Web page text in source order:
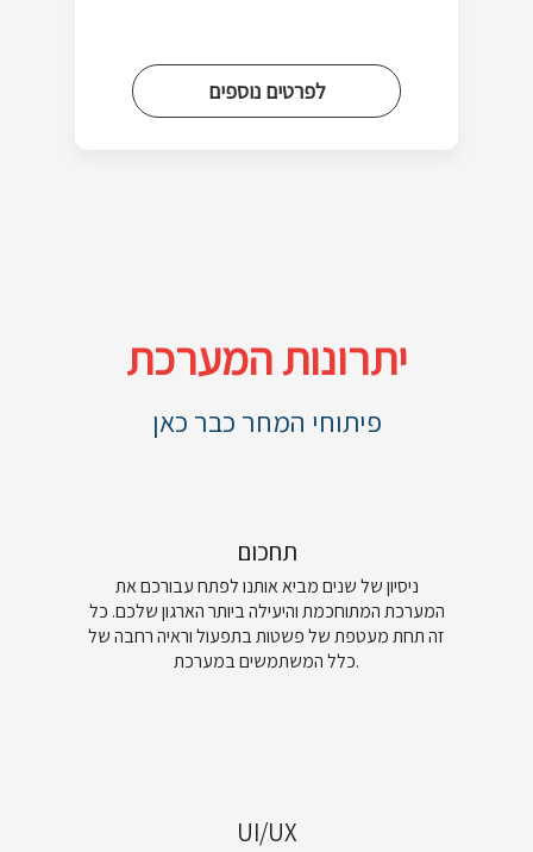
לפרטים נוספים
יתרונות המערכת
פיתוחי המחר כבר כאן
תחכום
ניסיון של שנים מביא אותנו לפתח עבורכם את
המערכת המתוחכמת והיעילה ביותר הארגון שלכם. כל
זה תחת מעטפת של פשטות בתפעול וראיה רחבה של
כלל המשתמשים במערכת.
UI/UX